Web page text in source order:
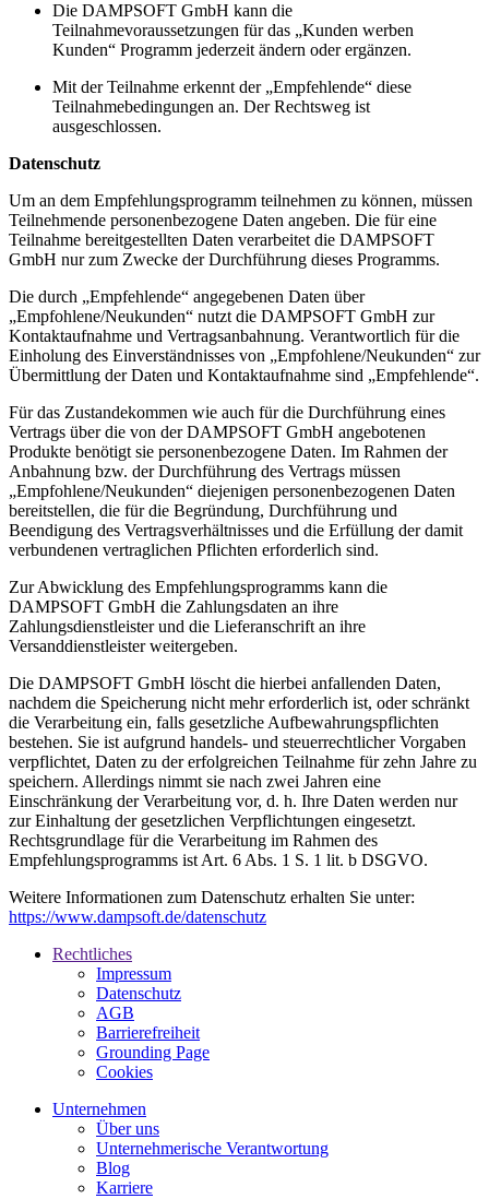
Die DAMPSOFT GmbH kann die
Teilnahmevoraussetzungen für das „Kunden werben
Kunden“ Programm jederzeit ändern oder ergänzen.
Mit der Teilnahme erkennt der „Empfehlende“ diese
Teilnahmebedingungen an. Der Rechtsweg ist
ausgeschlossen.
Datenschutz
Um an dem Empfehlungsprogramm teilnehmen zu können, müssen
Teilnehmende personenbezogene Daten angeben. Die für eine
Teilnahme bereitgestellten Daten verarbeitet die DAMPSOFT
GmbH nur zum Zwecke der Durchführung dieses Programms.
Die durch „Empfehlende“ angegebenen Daten über
„Empfohlene/Neukunden“ nutzt die DAMPSOFT GmbH zur
Kontaktaufnahme und Vertragsanbahnung. Verantwortlich für die
Einholung des Einverständnisses von „Empfohlene/Neukunden“ zur
Übermittlung der Daten und Kontaktaufnahme sind „Empfehlende“.
Für das Zustandekommen wie auch für die Durchführung eines
Vertrags über die von der DAMPSOFT GmbH angebotenen
Produkte benötigt sie personenbezogene Daten. Im Rahmen der
Anbahnung bzw. der Durchführung des Vertrags müssen
„Empfohlene/Neukunden“ diejenigen personenbezogenen Daten
bereitstellen, die für die Begründung, Durchführung und
Beendigung des Vertragsverhältnisses und die Erfüllung der damit
verbundenen vertraglichen Pflichten erforderlich sind.
Zur Abwicklung des Empfehlungsprogramms kann die
DAMPSOFT GmbH die Zahlungsdaten an ihre
Zahlungsdienstleister und die Lieferanschrift an ihre
Versanddienstleister weitergeben.
Die DAMPSOFT GmbH löscht die hierbei anfallenden Daten,
nachdem die Speicherung nicht mehr erforderlich ist, oder schränkt
die Verarbeitung ein, falls gesetzliche Aufbewahrungspflichten
bestehen. Sie ist aufgrund handels- und steuerrechtlicher Vorgaben
verpflichtet, Daten zu der erfolgreichen Teilnahme für zehn Jahre zu
speichern. Allerdings nimmt sie nach zwei Jahren eine
Einschränkung der Verarbeitung vor, d. h. Ihre Daten werden nur
zur Einhaltung der gesetzlichen Verpflichtungen eingesetzt.
Rechtsgrundlage für die Verarbeitung im Rahmen des
Empfehlungsprogramms ist Art. 6 Abs. 1 S. 1 lit. b DSGVO.
Weitere Informationen zum Datenschutz erhalten Sie unter:
https://www.dampsoft.de/datenschutz
Rechtliches
Impressum
Datenschutz
AGB
Barrierefreiheit
Grounding Page
Cookies
Unternehmen
Über uns
Unternehmerische Verantwortung
Blog
Karriere